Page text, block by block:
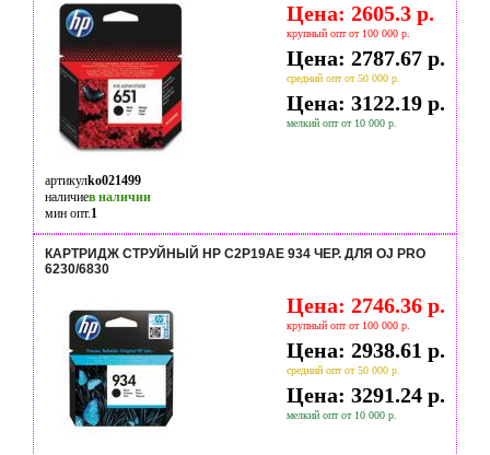
Цена: 2605.3 р.
крупный опт от 100 000 р.
Цена: 2787.67 р.
средний опт от 50 000 р.
Цена: 3122.19 р.
мелкий опт от 10 000 р.
артикулko021499
наличиев наличии
мин опт.1
КАРТРИДЖ СТРУЙНЫЙ HP C2P19AE 934 ЧЕР. ДЛЯ OJ PRO
6230/6830
Цена: 2746.36 р.
крупный опт от 100 000 р.
Цена: 2938.61 р.
средний опт от 50 000 р.
Цена: 3291.24 р.
мелкий опт от 10 000 р.